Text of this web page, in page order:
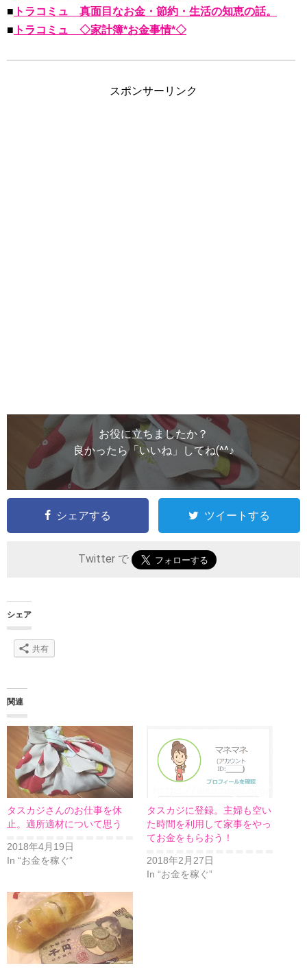
■ トラコミュ 真面目なお金・節約・生活の知恵の話。
■ トラコミュ ◇家計簿*お金事情*◇
スポンサーリンク
お役に立ちましたか？
良かったら「いいね」してね(^^♪
シェアする ツイートする
Twitter で
シェア
共有
関連
タスカジさんのお仕事を休
止。適所適材について思う
2018年4月19日
In “お金を稼ぐ”
タスカジに登録。主婦も空い
た時間を利用して家事をやっ
てお金をもらおう！
2018年2月27日
In “お金を稼ぐ”